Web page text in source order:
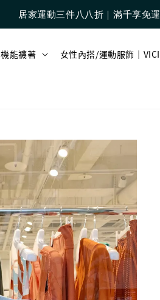
居家運動三件八八折｜滿千享免運
機能襪著 女性內搭/運動服飾｜VICI